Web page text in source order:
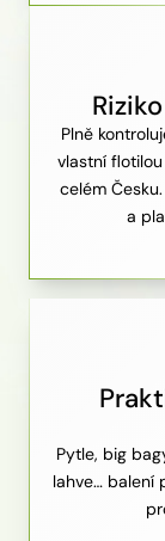
Plně
vlastní
celém
a
Pytle, big
lahve… balení